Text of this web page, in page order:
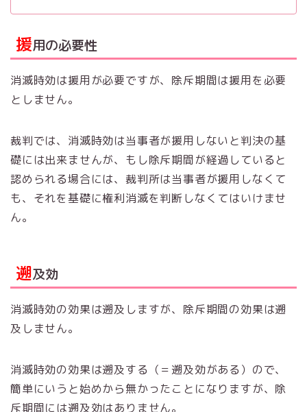
援用の必要性
消滅時効は援用が必要ですが、除斥期間は援用を必要
としません。
裁判では、消滅時効は当事者が援用しないと判決の基
礎には出来ませんが、もし除斥期間が経過していると
認められる場合には、裁判所は当事者が援用しなくて
も、それを基礎に権利消滅を判断しなくてはいけませ
ん。
遡及効
消滅時効の効果は遡及しますが、除斥期間の効果は遡
及しません。
消滅時効の効果は遡及する（＝遡及効がある）ので、
簡単にいうと始めから無かったことになりますが、除
斥期間には遡及効はありません。